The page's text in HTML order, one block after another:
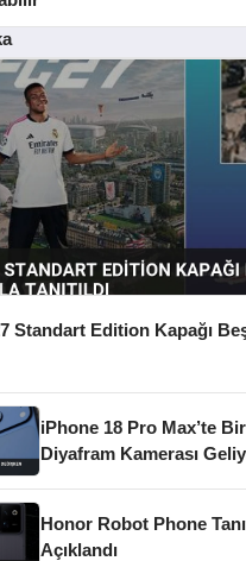
Standart Edition Kapağı
iPhone 18 Pro Max’te
Diyafram Kamerası
Honor Robot Phone
Açıklandı